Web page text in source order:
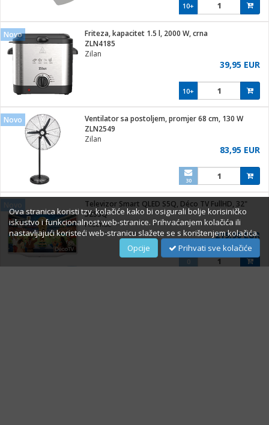
10+
Novo
Friteza, kapacitet 1.5 l, 2000 W, crna
ZLN4185
Zilan
39,95 EUR
10+
Novo
Ventilator sa postoljem, promjer 68 cm, 130 W
ZLN2549
Zilan
83,95 EUR
30
Televizor Smart QLED S5Q, Déco TV FullHD, 32"
32S5Q
Hisense
219,90 EUR
0
Ova stranica koristi tzv. kolačiće kako bi osigurali bolje korisiničko
iskustvo i funkcionalnost web-stranice. Prihvaćanjem kolačića ili
nastavljajući koristeći web-stranicu slažete se s korištenjem kolačića.
Prihvati sve kolačiće
Opcije